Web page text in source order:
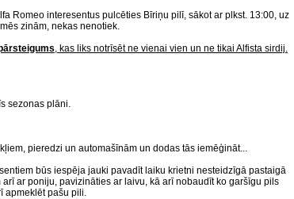
Romeo interesentus pulcēties Bīriņu pilī, sākot ar plkst. 13:00, uz
zinām, nekas nenotiek.
, kas liks notrīsēt ne vienai vien un ne tikai Alfista sirdij.
sezonas plāni.
pieredzi un automašīnām un dodas tās iemēģināt...
būs iespēja jauki pavadīt laiku krietni nesteidzīgā pastaigā
ar poniju, pavizināties ar laivu, kā arī nobaudīt ko garšīgu pils
apmeklēt pašu pili.